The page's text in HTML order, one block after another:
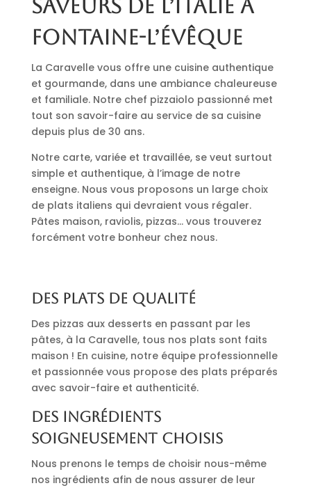
saveurs de l’Italie à
Fontaine-l’Évêque
La Caravelle vous offre une cuisine authentique
et gourmande, dans une ambiance chaleureuse
et familiale. Notre chef pizzaiolo passionné met
tout son savoir-faire au service de sa cuisine
depuis plus de 30 ans.
Notre carte, variée et travaillée, se veut surtout
simple et authentique, à l’image de notre
enseigne. Nous vous proposons un large choix
de plats italiens qui devraient vous régaler.
Pâtes maison, raviolis, pizzas… vous trouverez
forcément votre bonheur chez nous.
Des plats de qualité
Des pizzas aux desserts en passant par les
pâtes, à la Caravelle, tous nos plats sont faits
maison ! En cuisine, notre équipe professionnelle
et passionnée vous propose des plats préparés
avec savoir-faire et authenticité.
Des ingrédients
soigneusement choisis
Nous prenons le temps de choisir nous-même
nos ingrédients afin de nous assurer de leur